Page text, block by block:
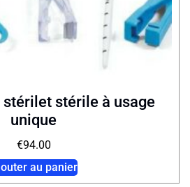
stérile à usage
unique
€94.00
au panier